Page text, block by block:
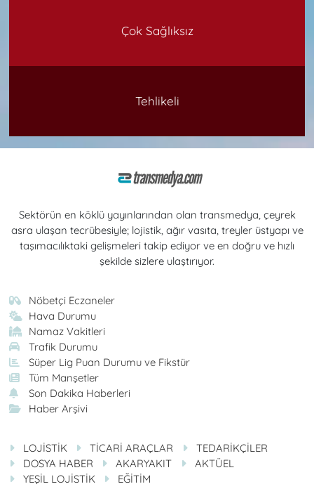
Çok Sağlıksız
Tehlikeli
Sektörün en köklü yayınlarından olan transmedya, çeyrek
asra ulaşan tecrübesiyle; lojistik, ağır vasıta, treyler üstyapı ve
taşımacılıktaki gelişmeleri takip ediyor ve en doğru ve hızlı
şekilde sizlere ulaştırıyor.
Nöbetçi Eczaneler
Hava Durumu
Namaz Vakitleri
Trafik Durumu
Süper Lig Puan Durumu ve Fikstür
Tüm Manşetler
Son Dakika Haberleri
Haber Arşivi
LOJİSTİK TİCARİ ARAÇLAR
TEDARİKÇİLER
DOSYA HABER
AKARYAKIT
AKTÜEL
YEŞİL LOJİSTİK
EĞİTİM